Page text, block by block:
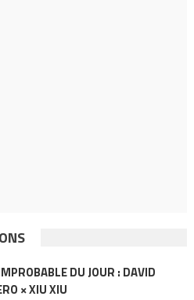
DU JOUR : DAVID
× XIU XIU